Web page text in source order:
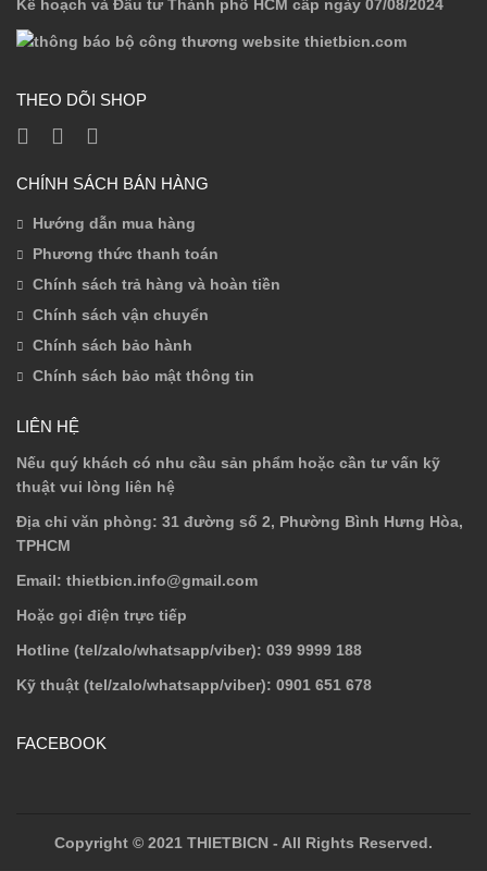
Kế hoạch và Đầu tư Thành phố HCM cấp ngày 07/08/2024
THEO DÕI SHOP
CHÍNH SÁCH BÁN HÀNG
Hướng dẫn mua hàng
Phương thức thanh toán
Chính sách trả hàng và hoàn tiền
Chính sách vận chuyển
Chính sách bảo hành
Chính sách bảo mật thông tin
LIÊN HỆ
Nếu quý khách có nhu cầu sản phẩm hoặc cần tư vấn kỹ
thuật vui lòng liên hệ
Địa chỉ văn phòng: 31 đường số 2, Phường Bình Hưng Hòa,
TPHCM
Email: thietbicn.info@gmail.com
Hoặc gọi điện trực tiếp
Hotline (tel/zalo/whatsapp/viber): 039 9999 188
Kỹ thuật (tel/zalo/whatsapp/viber): 0901 651 678
FACEBOOK
Copyright © 2021 THIETBICN - All Rights Reserved.